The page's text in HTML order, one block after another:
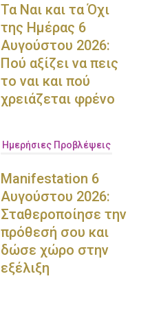
Τα Ναι και τα Όχι
της Ημέρας 6
Αυγούστου 2026:
Πού αξίζει να πεις
το ναι και πού
χρειάζεται φρένο
Ημερήσιες Προβλέψεις
Manifestation 6
Αυγούστου 2026:
Σταθεροποίησε την
πρόθεσή σου και
δώσε χώρο στην
εξέλιξη